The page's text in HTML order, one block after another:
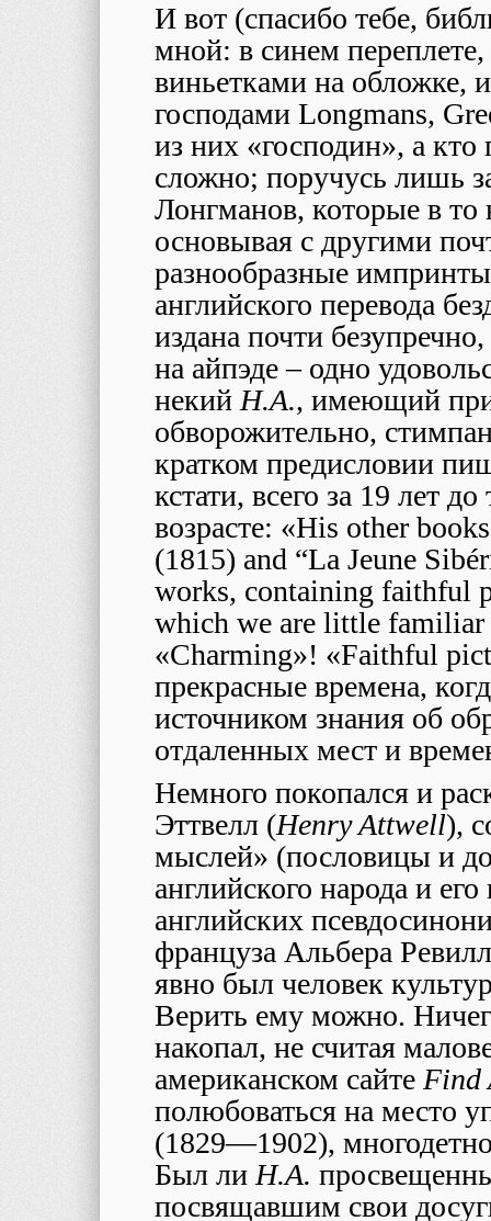
И вот (спасибо тебе,
мной: в синем
виньетками на обложке,
господами Longmans,
из них «господин», а
сложно; поручусь лишь
Лонгманов, которые в то
основывая с другими
разнообразные
английского перевода
издана почти
на айпэде – одно
некий H.A., имеющий
обворожительно,
кратком предисловии
кстати, всего за 19 лет
возрасте: «His other
(1815) and “La Jeune
works, containing faithful
which we are little familiar
«Charming»! «Faithful
прекрасные времена,
источником знания об
отдаленных мест и
Немного покопался и
Эттвелл (Henry Attwell),
мыслей» (пословицы и
английского народа и
английских
француза Альбера
явно был человек
Верить ему можно.
накопал, не считая
американском сайте Find
полюбоваться на место
(1829—1902),
Был ли H.A.
посвящавшим свои